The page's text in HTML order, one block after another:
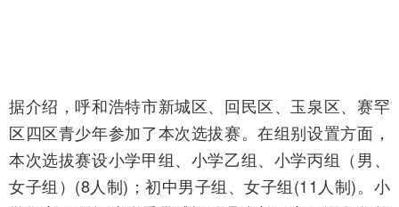
据介绍，呼和浩特市新城区、回民区、玉泉区、赛罕
区四区青少年参加了本次选拔赛。在组别设置方面，
本次选拔赛设小学甲组、小学乙组、小学丙组（男、
女子组）(8人制)；初中男子组、女子组(11人制)。小